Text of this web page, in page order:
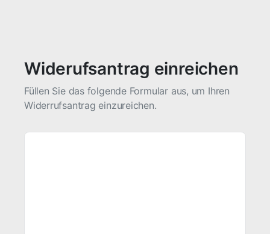
Widerufsantrag einreichen
Füllen Sie das folgende Formular aus, um Ihren
Widerrufsantrag einzureichen.